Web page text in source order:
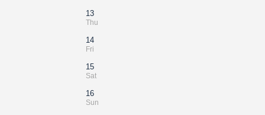
13
Thu
14
Fri
15
Sat
16
Sun